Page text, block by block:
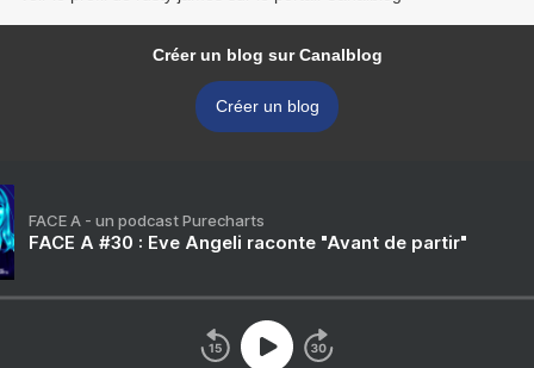
Créer un blog sur Canalblog
Créer un blog
FACE A - un podcast Purecharts
FACE A #30 : Eve Angeli raconte "Avant de partir"